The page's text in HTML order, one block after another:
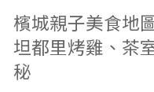
力：
宿
舒
檳城親子美食地
坦都里烤雞、茶
秘